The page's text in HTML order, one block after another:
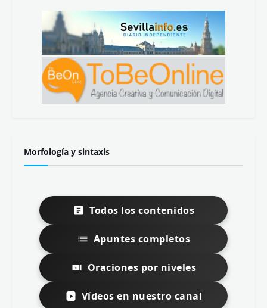
Morfología y sintaxis
Todos los contenidos
Apuntes completos
Oraciones por niveles
Vídeos en nuestro canal